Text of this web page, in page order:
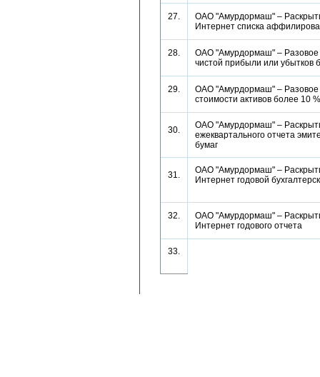
27.
ОАО "Амурдормаш" –
Интернет списка
28.
ОАО "Амурдормаш" – Разовое
чистой прибыли или
29.
ОАО "Амурдормаш" – Разовое
стоимости активов более
30.
ОАО "Амурдормаш" –
ежеквартального отчета
бумаг
31.
ОАО "Амурдормаш" –
Интернет годовой
32.
ОАО "Амурдормаш" –
Интернет годового отчета
33.